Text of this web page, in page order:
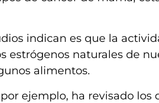
indican es que la
estrógenos naturales de
alimentos.
ejemplo, ha revisado los